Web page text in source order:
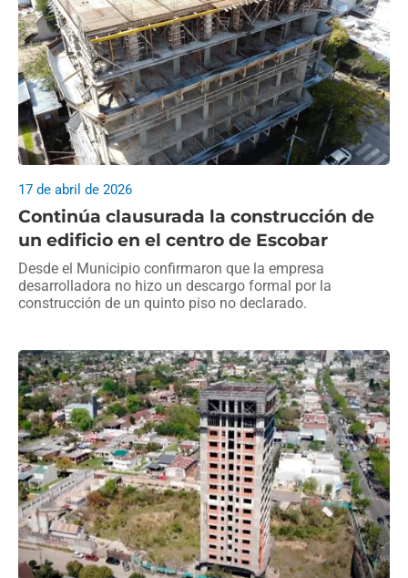
Continúa clausurada la construcción de
un edificio en el centro de Escobar
17 de abril de 2026
Desde el Municipio confirmaron que la empresa
desarrolladora no hizo un descargo formal por la
construcción de un quinto piso no declarado.